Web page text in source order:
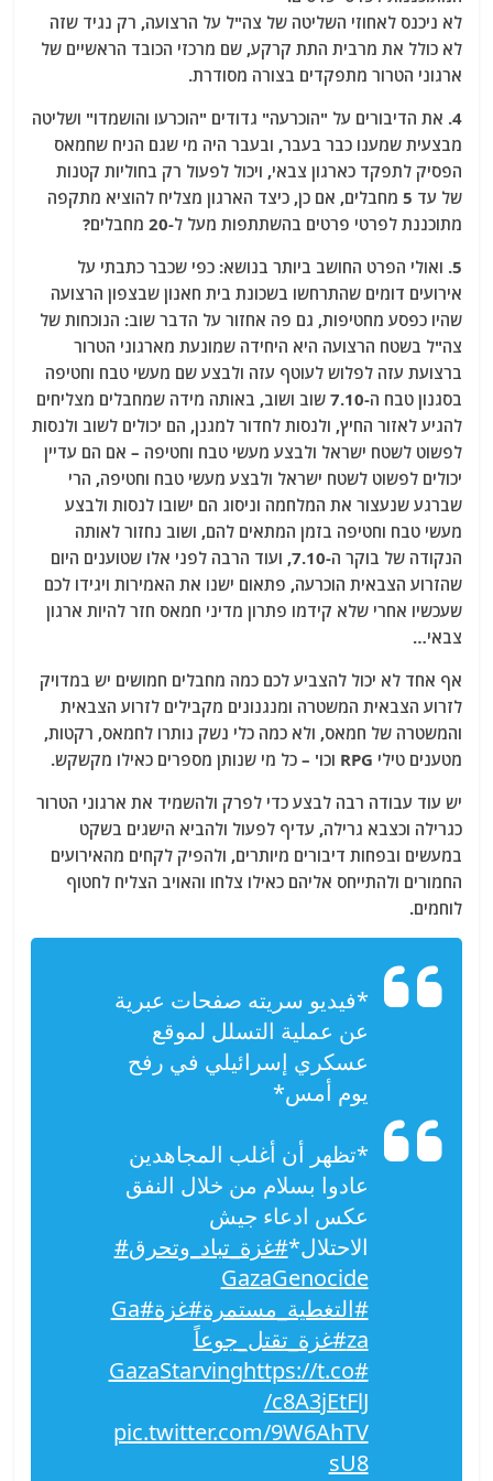
לא ניכנס לאחוזי השליטה של צה"ל על הרצועה, רק נגיד שזה
לא כולל את מרבית התת קרקע, שם מרכזי הכובד הראשיים של
ארגוני הטרור מתפקדים בצורה מסודרת.
4. את הדיבורים על "הוכרעה" גדודים "הוכרעו והושמדו" ושליטה
מבצעית שמענו כבר בעבר, ובעבר היה מי שגם הניח שחמאס
הפסיק לתפקד כארגון צבאי, ויכול לפעול רק בחוליות קטנות
של עד 5 מחבלים, אם כן, כיצד הארגון מצליח להוציא מתקפה
מתוכננת לפרטי פרטים בהשתתפות מעל ל-20 מחבלים?
5. ואולי הפרט החושב ביותר בנושא: כפי שכבר כתבתי על
אירועים דומים שהתרחשו בשכונת בית חאנון שבצפון הרצועה
שהיו כפסע מחטיפות, גם פה אחזור על הדבר שוב: הנוכחות של
צה"ל בשטח הרצועה היא היחידה שמונעת מארגוני הטרור
ברצועת עזה לפלוש לעוטף עזה ולבצע שם מעשי טבח וחטיפה
בסגנון טבח ה-7.10 שוב ושוב, באותה מידה שמחבלים מצליחים
להגיע לאזור החיץ, ולנסות לחדור למגנן, הם יכולים לשוב ולנסות
לפשוט לשטח ישראל ולבצע מעשי טבח וחטיפה – אם הם עדיין
יכולים לפשוט לשטח ישראל ולבצע מעשי טבח וחטיפה, הרי
שברגע שנעצור את המלחמה וניסוג הם ישובו לנסות ולבצע
מעשי טבח וחטיפה בזמן המתאים להם, ושוב נחזור לאותה
הנקודה של בוקר ה-7.10, ועוד הרבה לפני אלו שטוענים היום
שהזרוע הצבאית הוכרעה, פתאום ישנו את האמירות ויגידו לכם
שעכשיו אחרי שלא קידמו פתרון מדיני חמאס חזר להיות ארגון
צבאי…
אף אחד לא יכול להצביע לכם כמה מחבלים חמושים יש במדויק
לזרוע הצבאית המשטרה ומנגנונים מקבילים לזרוע הצבאית
והמשטרה של חמאס, ולא כמה כלי נשק נותרו לחמאס, רקטות,
מטענים טילי RPG וכו' – כל מי שנותן מספרים כאילו מקשקש.
יש עוד עבודה רבה לבצע כדי לפרק ולהשמיד את ארגוני הטרור
כגרילה וכצבא גרילה, עדיף לפעול ולהביא הישגים בשקט
במעשים ובפחות דיבורים מיותרים, ולהפיק לקחים מהאירועים
החמורים ולהתייחס אליהם כאילו צלחו והאויב הצליח לחטוף
לוחמים.
*فيديو سريته صفحات عبرية
عن عملية التسلل لموقع
عسكري إسرائيلي في رفح
يوم أمس*
*تظهر أن أغلب المجاهدين
عادوا بسلام من خلال النفق
عكس ادعاء جيش
الاحتلال*#غزة_تباد_وتحرق#
GazaGenocide‌
#التغطية_مستمرة#غزة #Ga
za#غزة_تقتل_جوعاً
#GazaStarving
https://t.co
/c8A3jEtFlJ
pic.twitter.com/9W6AhTV
sU8